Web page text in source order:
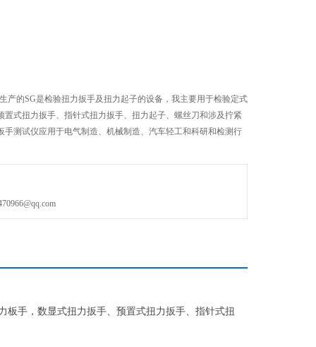
产的SG是检验扭力扳手及扭力起子的设备，我主要用于检验定式
置式扭力扳手、指针式扭力扳手、扭力起子、螺丝刀和涉及拧紧
手测试仪应用于电气制造、机械制造、汽车轻工和科研和检测行
手，数显式扭力扳手、预置式扭力扳手、指针式扭